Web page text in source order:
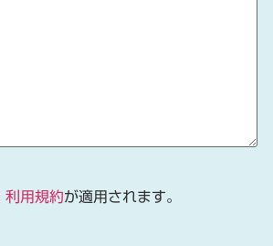
利用規約が適用されます。